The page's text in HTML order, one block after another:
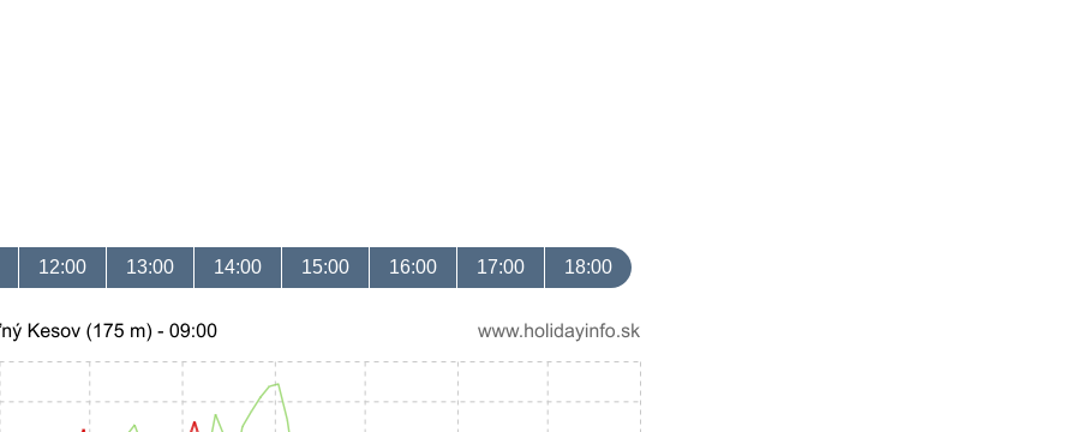
12:00 13:00 14:00 15:00 16:00 17:00 18:00